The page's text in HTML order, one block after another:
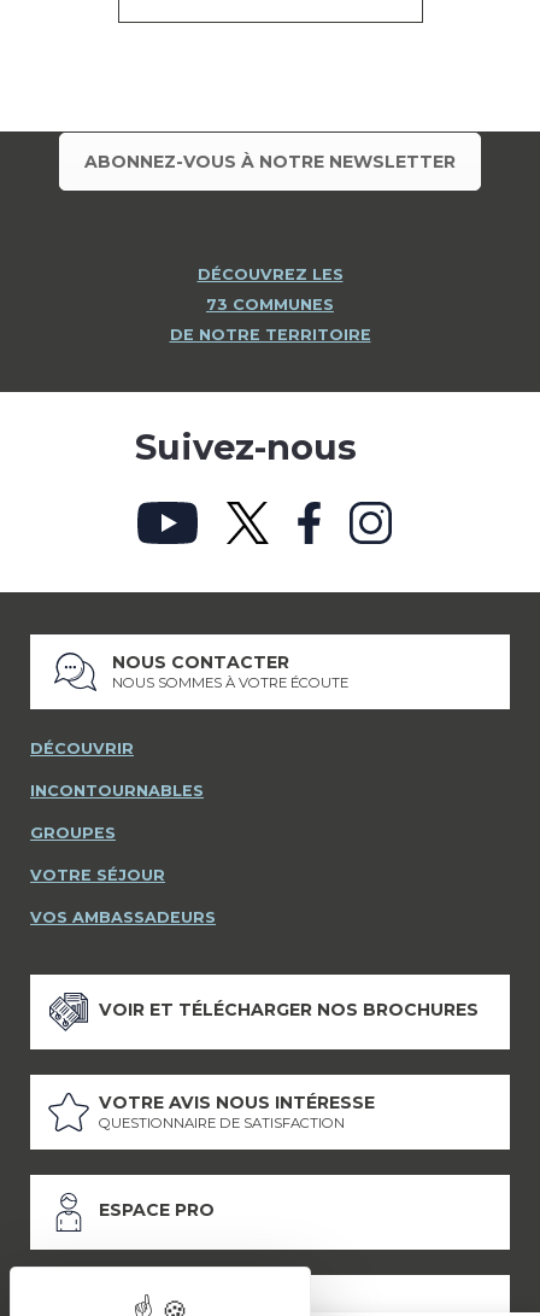
ABONNEZ-VOUS À NOTRE NEWSLETTER
DÉCOUVREZ LES
73 COMMUNES
DE NOTRE TERRITOIRE
Suivez-nous
NOUS CONTACTER
NOUS SOMMES À VOTRE ÉCOUTE
DÉCOUVRIR
INCONTOURNABLES
GROUPES
VOTRE SÉJOUR
VOS AMBASSADEURS
VOIR ET TÉLÉCHARGER NOS BROCHURES
VOTRE AVIS NOUS INTÉRESSE
QUESTIONNAIRE DE SATISFACTION
ESPACE PRO
ESPACE PRESSE